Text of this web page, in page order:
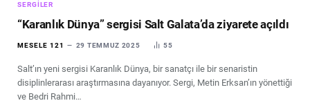
SERGILER
“Karanlık Dünya” sergisi Salt Galata’da ziyarete açıldı
MESELE 121 29 TEMMUZ 2025 55
Salt’ın yeni sergisi Karanlık Dünya, bir sanatçı ile bir senaristin
disiplinlerarası araştırmasına dayanıyor. Sergi, Metin Erksan’ın yönettiği
ve Bedri Rahmi…